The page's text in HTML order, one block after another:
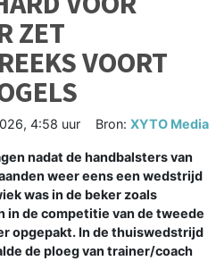
ZET
VOORT
4:58 uur Bron: XYTO Media
nadat de handbalsters van
weer eens een wedstrijd
was in de beker zoals
de competitie van de tweede
opgepakt. In de thuiswedstrijd
de ploeg van trainer/coach